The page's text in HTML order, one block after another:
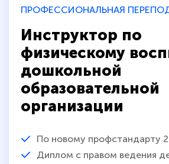
ПРОФЕССИОНАЛЬНАЯ
Инструктор по
физическому
дошкольной
образовательной
организации
По новому профстандарту
Диплом с правом ведения